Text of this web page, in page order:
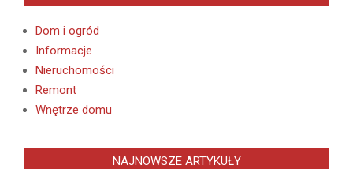
Dom i ogród
Informacje
Nieruchomości
Remont
Wnętrze domu
NAJNOWSZE ARTYKUŁY